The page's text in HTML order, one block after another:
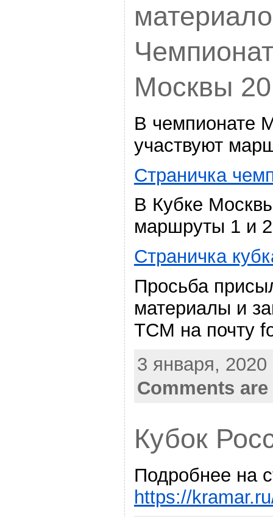
Москвы
В чемпионате
участвуют
Страничка
В Кубке
маршруты 1 и
Страничка
Просьба
материалы и
ТСМ на почту
3 января,
Comments
Кубок
Подробнее на
https://